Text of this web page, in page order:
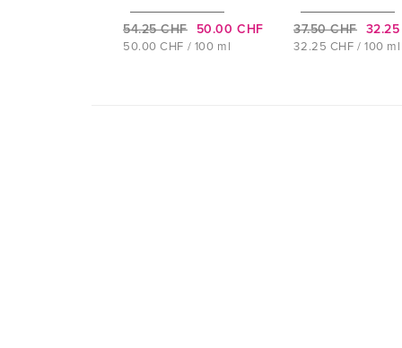
54.25 CHF 50.00 CHF
50.00 CHF / 100 ml
37.50 CHF 32.25
32.25 CHF / 100 ml